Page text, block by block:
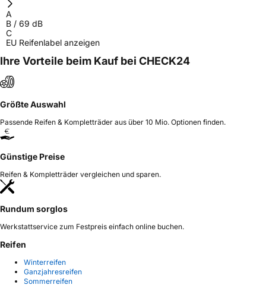
A
B / 69 dB
C
EU Reifenlabel anzeigen
Ihre Vorteile beim Kauf bei CHECK24
Größte Auswahl
Passende Reifen & Kompletträder aus über 10 Mio. Optionen finden.
Günstige Preise
Reifen & Kompletträder vergleichen und sparen.
Rundum sorglos
Werkstattservice zum Festpreis einfach online buchen.
Reifen
Winterreifen
Ganzjahresreifen
Sommerreifen